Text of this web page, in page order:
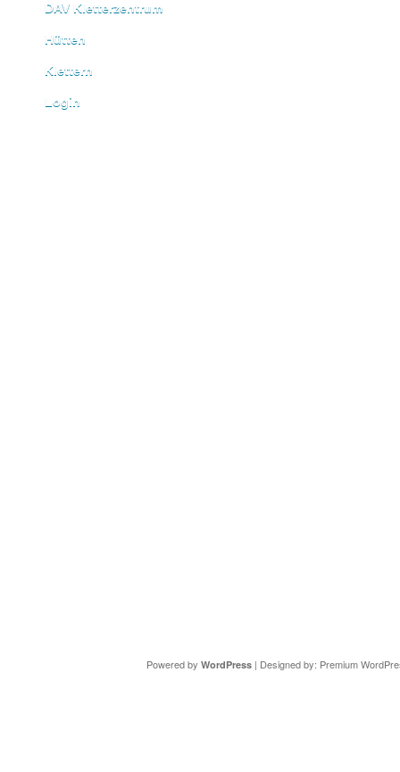
DAV Kletterzentrum
Hütten
Klettern
Login
Powered by WordPress| Designed by: Premium